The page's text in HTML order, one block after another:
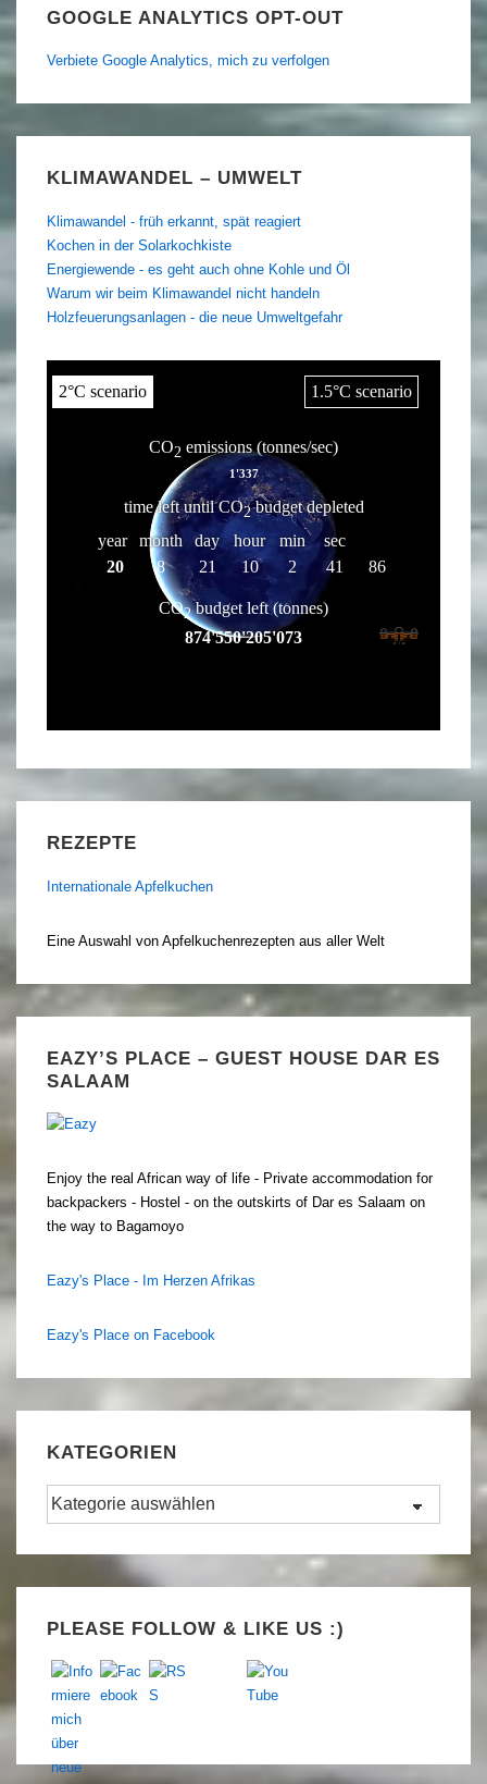
GOOGLE ANALYTICS OPT-OUT
Verbiete Google Analytics, mich zu verfolgen
KLIMAWANDEL – UMWELT
Klimawandel - früh erkannt, spät reagiert
Kochen in der Solarkochkiste
Energiewende - es geht auch ohne Kohle und Öl
Warum wir beim Klimawandel nicht handeln
Holzfeuerungsanlagen - die neue Umweltgefahr
REZEPTE
Internationale Apfelkuchen
Eine Auswahl von Apfelkuchenrezepten aus aller Welt
EAZY’S PLACE – GUEST HOUSE DAR ES
SALAAM
Enjoy the real African way of life - Private accommodation for
backpackers - Hostel - on the outskirts of Dar es Salaam on
the way to Bagamoyo
Eazy's Place - Im Herzen Afrikas
Eazy's Place on Facebook
KATEGORIEN
Kategorien
PLEASE FOLLOW & LIKE US :)